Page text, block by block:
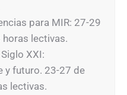
para MIR: 27-29
lectivas.
XXI:
y futuro. 23-27 de
lectivas.